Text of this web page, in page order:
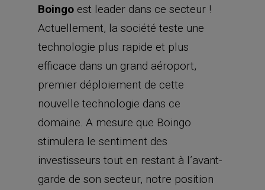
Boingo est leader dans ce secteur !
Actuellement, la société teste une
technologie plus rapide et plus
efficace dans un grand aéroport,
premier déploiement de cette
nouvelle technologie dans ce
domaine. A mesure que Boingo
stimulera le sentiment des
investisseurs tout en restant à l’avant-
garde de son secteur, notre position